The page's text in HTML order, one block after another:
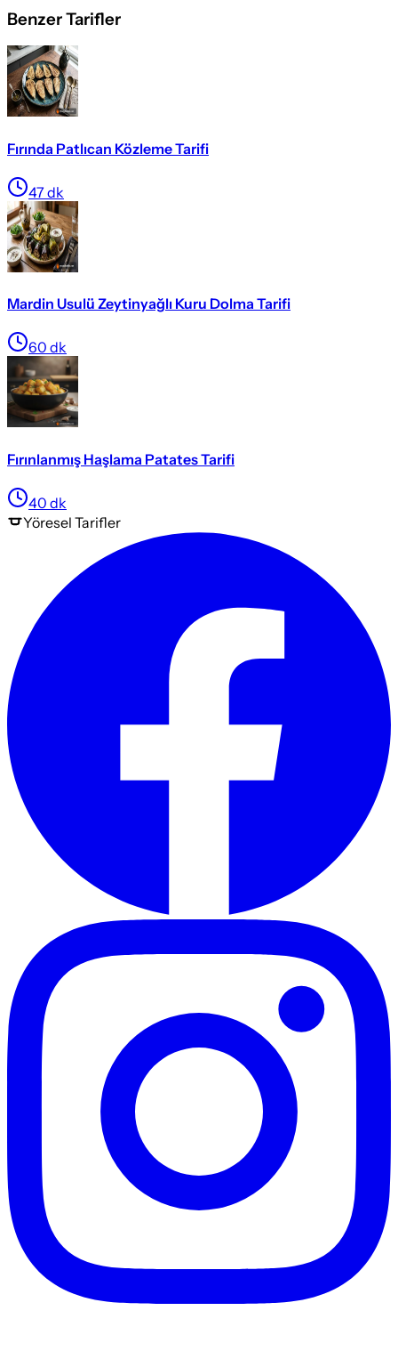
Benzer Tarifler
Fırında Patlıcan Közleme Tarifi
47 dk
Mardin Usulü Zeytinyağlı Kuru Dolma Tarifi
60 dk
Fırınlanmış Haşlama Patates Tarifi
40 dk
Yöresel Tarifler